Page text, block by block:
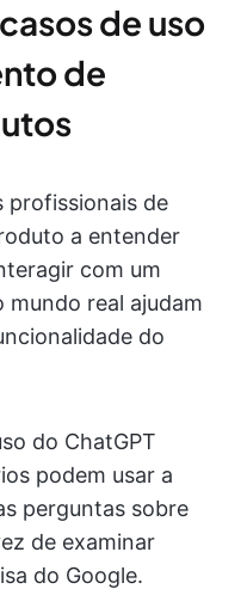
de uso
de
profissionais de
a entender
com um
mundo real ajudam
do
do ChatGPT
podem usar a
perguntas sobre
de examinar
do Google.